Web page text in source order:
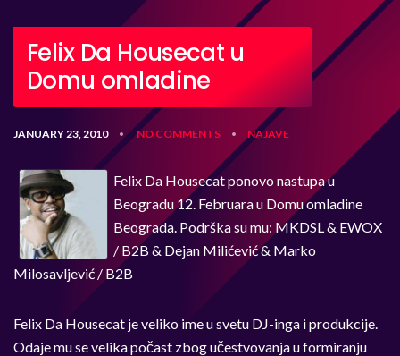
Felix Da Housecat u
Domu omladine
JANUARY 23, 2010 • NO COMMENTS • NAJAVE
Felix Da Housecat ponovo nastupa u
Beogradu 12. Februara u Domu omladine
Beograda. Podrška su mu: MKDSL & EWOX
/ B2B & Dejan Milićević & Marko
Milosavljević / B2B
Felix Da Housecat je veliko ime u svetu DJ-inga i produkcije.
Odaje mu se velika počast zbog učestvovanja u formiranju